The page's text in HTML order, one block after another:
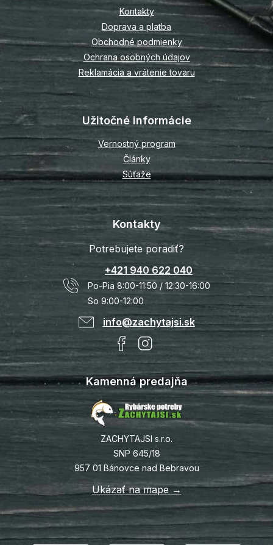
e
Kontakty
Doprava a platba
Obchodné podmienky
Ochrana osobných údajov
Reklamácia a vrátenie tovaru
Užitočné informácie
Vernostný program
Články
Súťaže
Kontakty
Potrebujete poradiť?
+421 940 622 040
Po-Pia 8:00-11:50 / 12:30-16:00
So 9:00-12:00
info@zachytajsi.sk
Kamenná predajňa
ZACHYTAJSI s.r.o.
SNP 645/18
957 01 Bánovce nad Bebravou
Ukázať na mape →